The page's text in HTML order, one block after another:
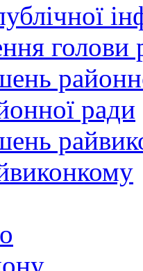
голови
ради